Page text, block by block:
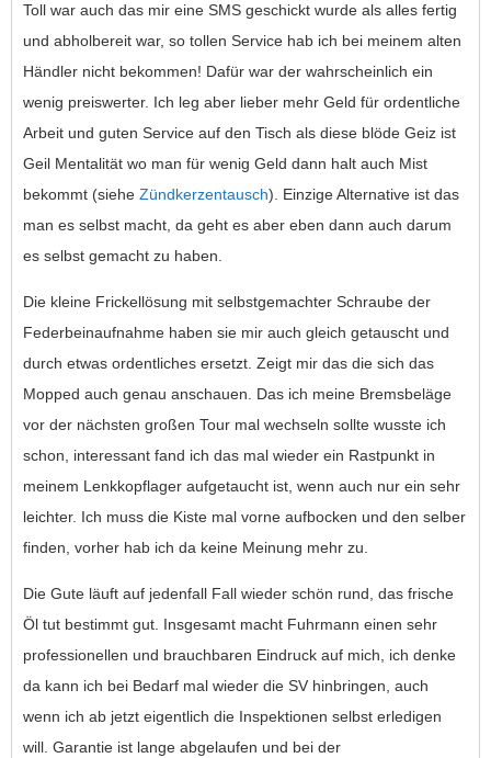
Toll war auch das mir eine SMS geschickt wurde als alles fertig
und abholbereit war, so tollen Service hab ich bei meinem alten
Händler nicht bekommen! Dafür war der wahrscheinlich ein
wenig preiswerter. Ich leg aber lieber mehr Geld für ordentliche
Arbeit und guten Service auf den Tisch als diese blöde Geiz ist
Geil Mentalität wo man für wenig Geld dann halt auch Mist
bekommt (siehe Zündkerzentausch). Einzige Alternative ist das
man es selbst macht, da geht es aber eben dann auch darum
es selbst gemacht zu haben.
Die kleine Frickellösung mit selbstgemachter Schraube der
Federbeinaufnahme haben sie mir auch gleich getauscht und
durch etwas ordentliches ersetzt. Zeigt mir das die sich das
Mopped auch genau anschauen. Das ich meine Bremsbeläge
vor der nächsten großen Tour mal wechseln sollte wusste ich
schon, interessant fand ich das mal wieder ein Rastpunkt in
meinem Lenkkopflager aufgetaucht ist, wenn auch nur ein sehr
leichter. Ich muss die Kiste mal vorne aufbocken und den selber
finden, vorher hab ich da keine Meinung mehr zu.
Die Gute läuft auf jedenfall Fall wieder schön rund, das frische
Öl tut bestimmt gut. Insgesamt macht Fuhrmann einen sehr
professionellen und brauchbaren Eindruck auf mich, ich denke
da kann ich bei Bedarf mal wieder die SV hinbringen, auch
wenn ich ab jetzt eigentlich die Inspektionen selbst erledigen
will. Garantie ist lange abgelaufen und bei der